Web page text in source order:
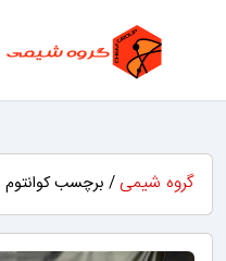
گروه شیمی / برچسب کوانتوم